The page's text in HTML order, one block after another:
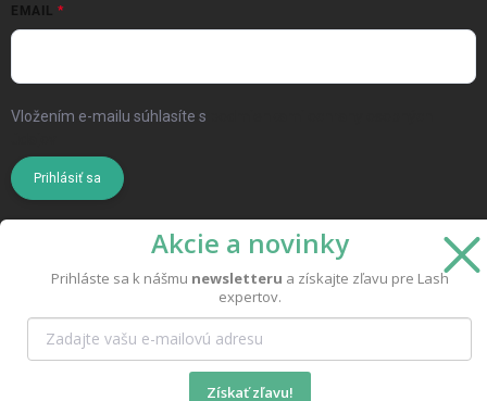
EMAIL
Vložením e-mailu súhlasíte s
Prihlásiť sa
Copyright 2026MoMo Beauty. Všetky práva vyhradené.
Akcie a novinky
Prihláste sa k nášmu newsletteru a získajte zľavu pre Lash
expertov.
Získať zľavu!